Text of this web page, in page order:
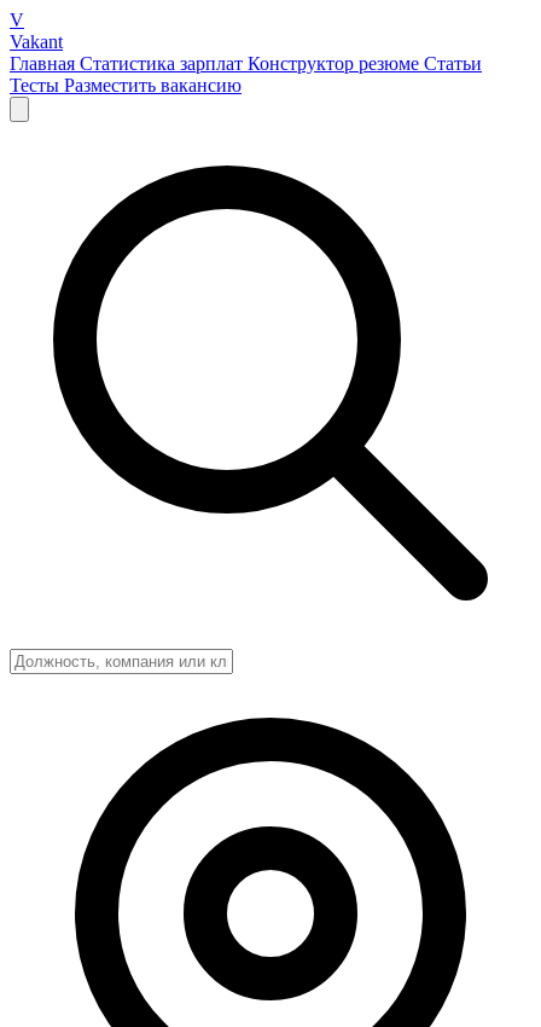
V
Vakant
Главная Статистика зарплат Конструктор резюме Статьи
Тесты Разместить вакансию